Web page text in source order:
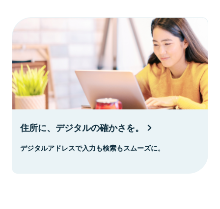
住所に、デジタルの確かさを。
デジタルアドレスで入力も検索もスムーズに。